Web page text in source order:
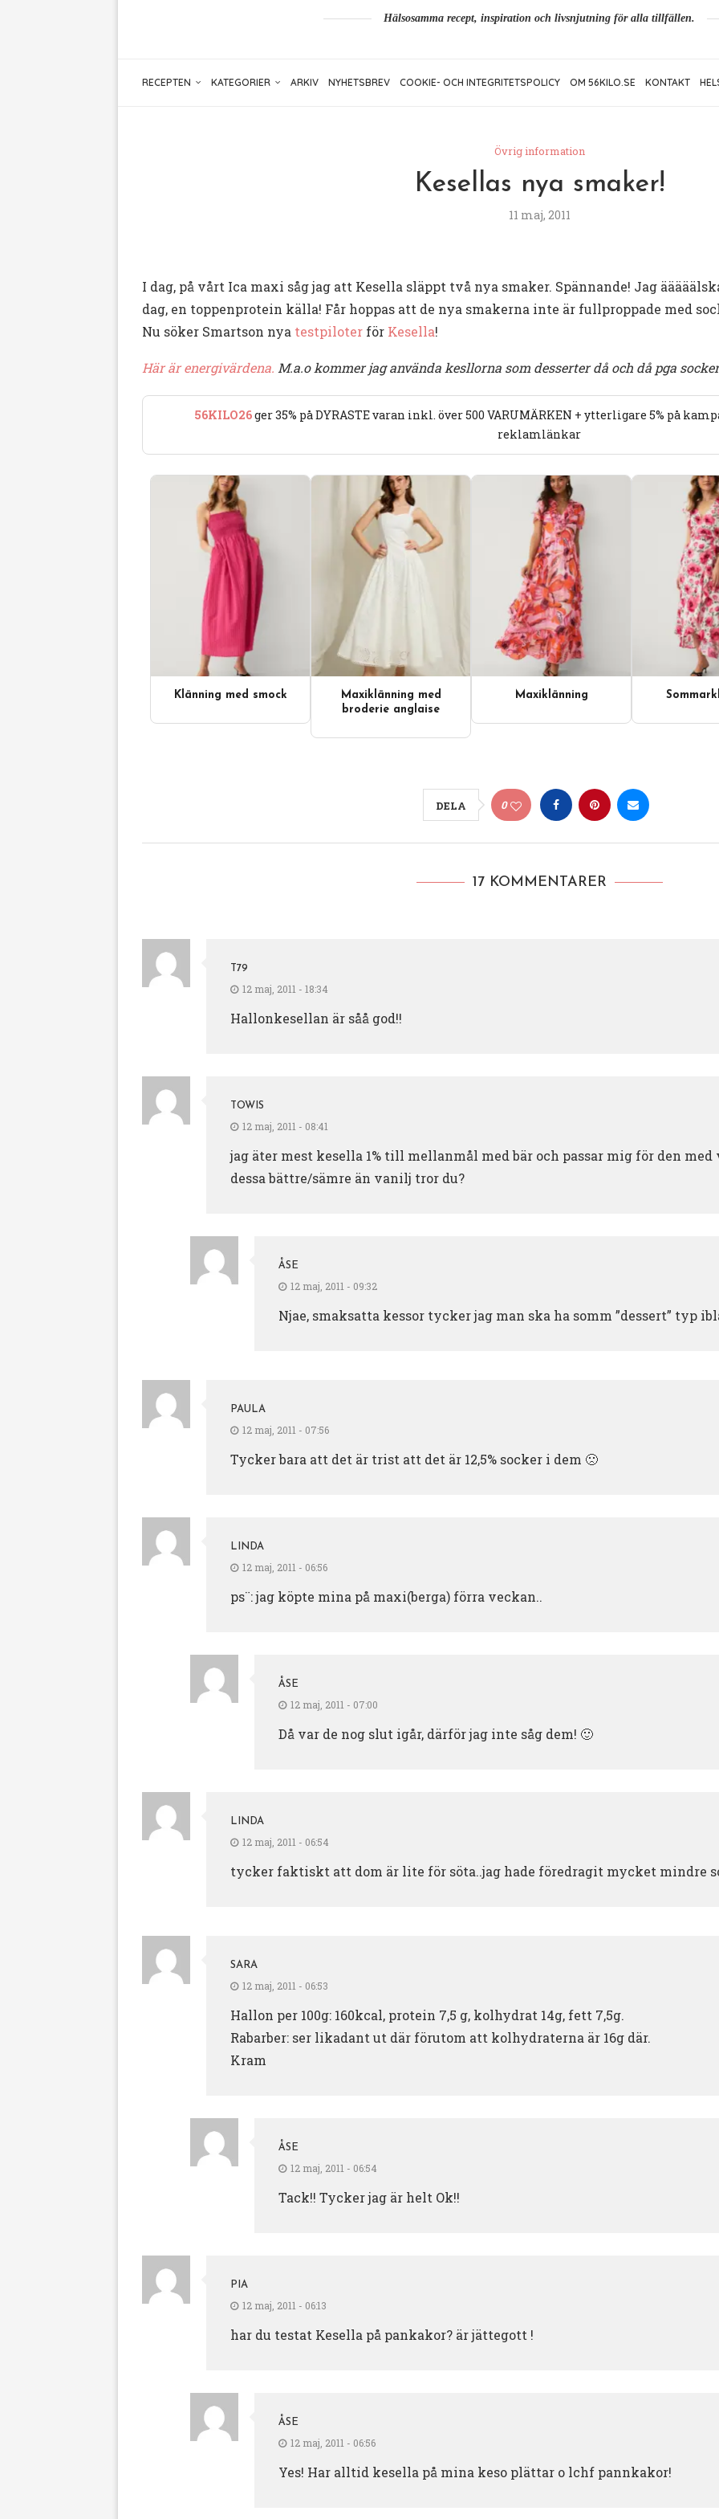
Hälsosamma recept, inspiration och livsnjutning för alla tillfällen.
RECEPTEN KATEGORIER ARKIV NYHETSBREV COOKIE- OCH INTEGRITETSPOLICY OM 56KILO.SE KONTAKT
Övrig information
Kesellas nya smaker!
11 maj, 2011
I dag, på vårt Ica maxi såg jag att Kesella släppt två nya smaker. Spännande! Jag
dag, en toppenprotein källa! Får hoppas att de nya smakerna inte är fullproppade med
Nu söker Smartson nya testpiloter för Kesella!
Här är energivärdena. M.a.o kommer jag använda kesllorna som desserter då och då pga
56KILO26ger 35% på DYRASTE varan inkl. över 500 VARUMÄRKEN + ytterligare 5% på
reklamlänkar
Videoinnehåll
Klänning med smock
Maxiklänning med
broderie anglaise
Maxiklänning
DELA 0
17 KOMMENTARER
T79
12 maj, 2011 - 18:34
Hallonkesellan är såå god!!
TOWIS
12 maj, 2011 - 08:41
jag äter mest kesella 1% till mellanmål med bär och passar mig för den
dessa bättre/sämre än vanilj tror du?
ÅSE
12 maj, 2011 - 09:32
Njae, smaksatta kessor tycker jag man ska ha somm ”dessert” typ
PAULA
12 maj, 2011 - 07:56
Tycker bara att det är trist att det är 12,5% socker i dem 🙁
LINDA
12 maj, 2011 - 06:56
ps¨: jag köpte mina på maxi(berga) förra veckan..
ÅSE
12 maj, 2011 - 07:00
Då var de nog slut igår, därför jag inte såg dem! 🙂
LINDA
12 maj, 2011 - 06:54
tycker faktiskt att dom är lite för söta..jag hade föredragit mycket mindre
SARA
12 maj, 2011 - 06:53
Hallon per 100g: 160kcal, protein 7,5 g, kolhydrat 14g, fett 7,5g.
Rabarber: ser likadant ut där förutom att kolhydraterna är 16g där.
Kram
ÅSE
12 maj, 2011 - 06:54
Tack!! Tycker jag är helt Ok!!
PIA
12 maj, 2011 - 06:13
har du testat Kesella på pankakor? är jättegott !
ÅSE
12 maj, 2011 - 06:56
Yes! Har alltid kesella på mina keso plättar o lchf pannkakor!